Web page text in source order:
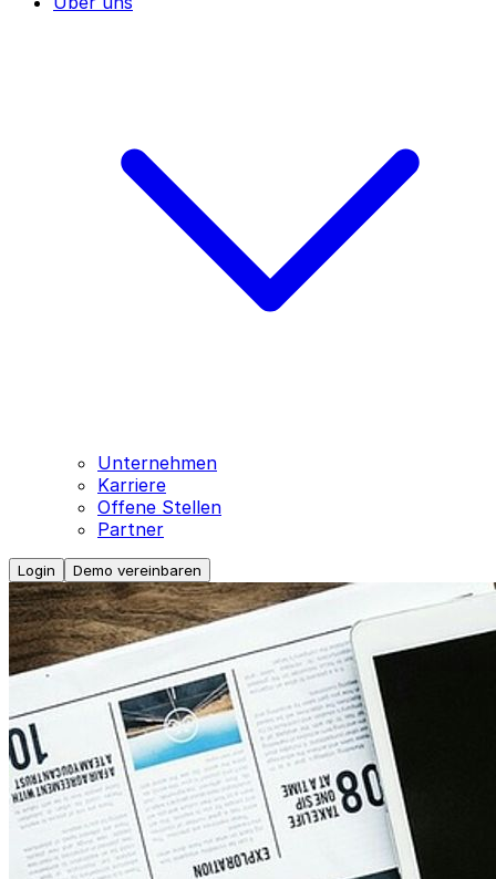
Unternehmen
Karriere
Offene Stellen
Partner
Login Demo vereinbaren